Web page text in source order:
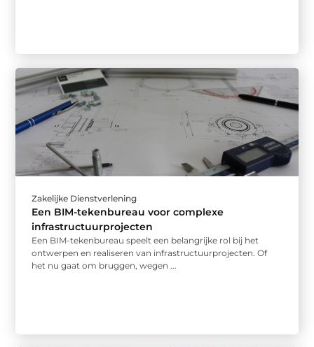
Zakelijke Dienstverlening
Een BIM-tekenbureau voor complexe
infrastructuurprojecten
Een BIM-tekenbureau speelt een belangrijke rol bij het
ontwerpen en realiseren van infrastructuurprojecten. Of
het nu gaat om bruggen, wegen ...